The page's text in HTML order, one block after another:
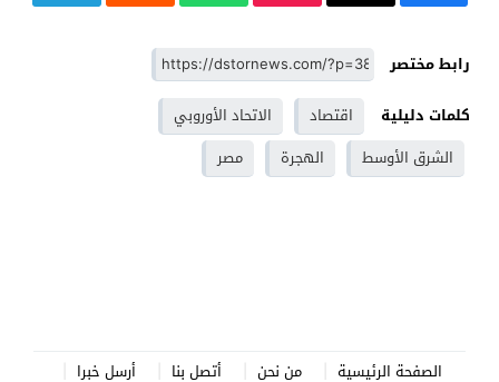
رابط مختصر
كلمات دليلية
اقتصاد
الاتحاد الأوروبي
الشرق الأوسط
الهجرة مصر
الصفحة الرئيسية من نحن أتصل بنا أرسل خبرا